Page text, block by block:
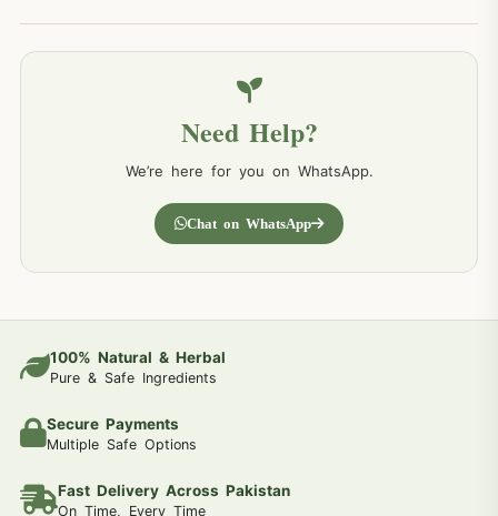
Need Help?
We’re here for you on WhatsApp.
Chat on WhatsApp
100% Natural & Herbal
Pure & Safe Ingredients
Secure Payments
Multiple Safe Options
Fast Delivery Across Pakistan
On Time, Every Time